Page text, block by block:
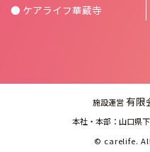
● ケアライフ華蔵寺
施設運営有限
本社・本部：山口県
© carelife.